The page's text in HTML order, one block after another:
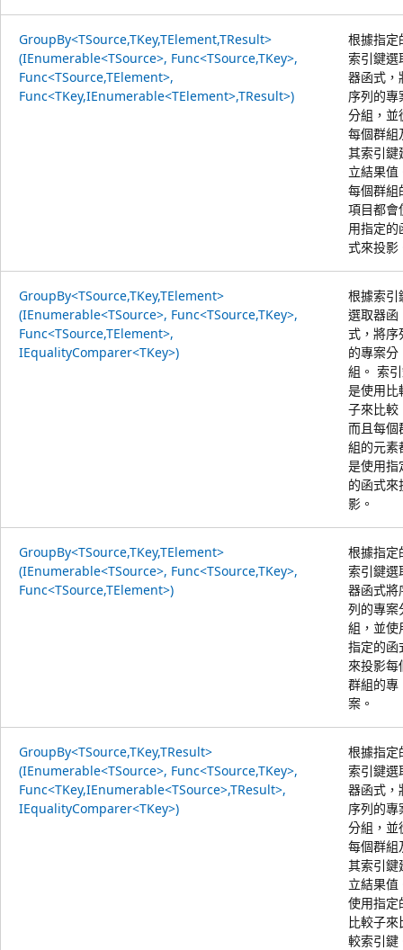
GroupBy<TSource,TKey,TElement,TResult>
(IEnumerable<TSource>, Func<TSource,TKey>,
Func<TSource,TElement>,
Func<TKey,IEnumerable<TElement>,TResult>)
根據指定
索引鍵選
器函式，
序列的專
分組，並
每個群組
其索引鍵
立結果值
每個群組
項目都會
用指定的
式來投影
GroupBy<TSource,TKey,TElement>
(IEnumerable<TSource>, Func<TSource,TKey>,
Func<TSource,TElement>,
IEqualityComparer<TKey>)
根據索引
選取器函
式，將序
的專案分
組。 索
是使用比
子來比較
而且每個
組的元素
是使用指
的函式來
影。
GroupBy<TSource,TKey,TElement>
(IEnumerable<TSource>, Func<TSource,TKey>,
Func<TSource,TElement>)
根據指定
索引鍵選
器函式將
列的專案
組，並使
指定的函
來投影每
群組的專
案。
GroupBy<TSource,TKey,TResult>
(IEnumerable<TSource>, Func<TSource,TKey>,
Func<TKey,IEnumerable<TSource>,TResult>,
IEqualityComparer<TKey>)
根據指定
索引鍵選
器函式，
序列的專
分組，並
每個群組
其索引鍵
立結果值
使用指定
比較子來
較索引鍵